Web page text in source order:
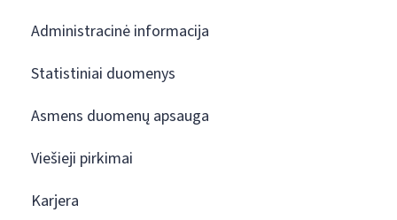
Administracinė informacija
Statistiniai duomenys
Asmens duomenų apsauga
Viešieji pirkimai
Karjera